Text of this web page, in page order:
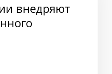
внедряют